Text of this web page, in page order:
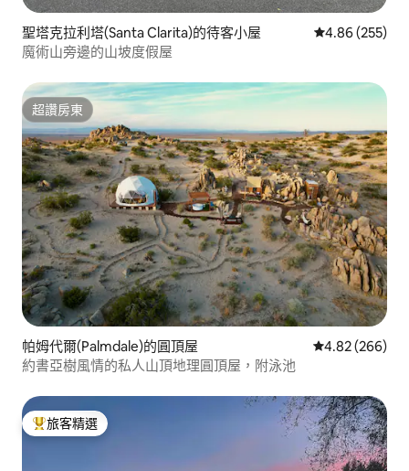
聖塔克拉利塔(Santa Clarita)的待客小屋 從 255 則評價
4.86 (255)
魔術山旁邊的山坡度假屋
超讚房東
超讚房東
帕姆代爾(Palmdale)的圓頂屋 從 266 則評價
4.82 (266)
約書亞樹風情的私人山頂地理圓頂屋，附泳池
旅客精選榜首
旅客精選